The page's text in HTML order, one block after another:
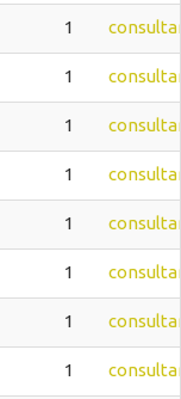
1
1
1
1
1
1
1
1